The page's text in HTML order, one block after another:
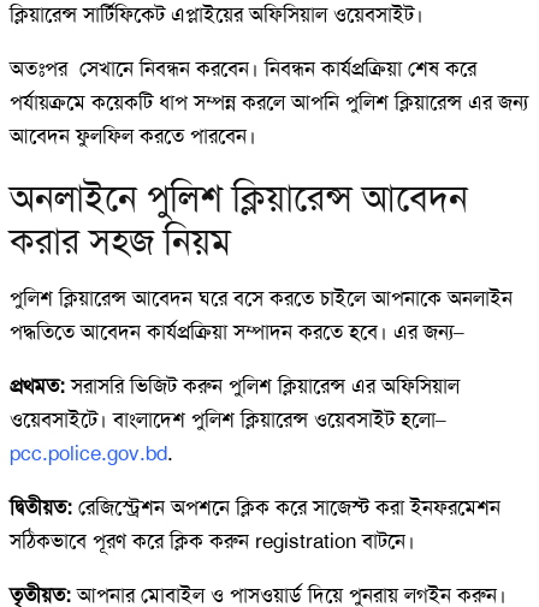
ক্লিয়ারেন্স সার্টিফিকেট এপ্লাইয়ের অফিসিয়াল ওয়েবসাইট।
অতঃপর সেখানে নিবন্ধন করবেন। নিবন্ধন কার্যপ্রক্রিয়া শেষ করে
পর্যায়ক্রমে কয়েকটি ধাপ সম্পন্ন করলে আপনি পুলিশ ক্লিয়ারেন্স এর জন্য
আবেদন ফুলফিল করতে পারবেন।
অনলাইনে পুলিশ ক্লিয়ারেন্স আবেদন
করার সহজ নিয়ম
পুলিশ ক্লিয়ারেন্স আবেদন ঘরে বসে করতে চাইলে আপনাকে অনলাইন
পদ্ধতিতে আবেদন কার্যপ্রক্রিয়া সম্পাদন করতে হবে। এর জন্য–
প্রথমত:সরাসরি ভিজিট করুন পুলিশ ক্লিয়ারেন্স এর অফিসিয়াল
ওয়েবসাইটে। বাংলাদেশ পুলিশ ক্লিয়ারেন্স ওয়েবসাইট হলো–
pcc.police.gov.bd.
দ্বিতীয়ত: রেজিস্ট্রেশন অপশনে ক্লিক করে সাজেস্ট করা ইনফরমেশন
সঠিকভাবে পূরণ করে ক্লিক করুন registration বাটনে।
তৃতীয়ত:আপনার মোবাইল ও পাসওয়ার্ড দিয়ে পুনরায় লগইন করুন।